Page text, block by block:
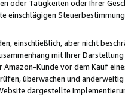
oder Tätigkeiten oder Ihrer
einschlägigen
einschließlich, aber nicht
mit Ihrer
Kunde vor dem Kauf
überwachen und
dargestellte